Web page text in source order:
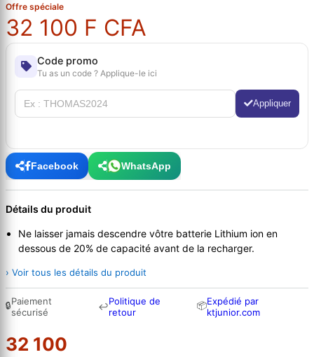
Offre spéciale
32 100 F CFA
Code promo
Tu as un code ? Applique-le ici
Appliquer
Facebook WhatsApp
Détails du produit
Ne laisser jamais descendre vôtre batterie Lithium ion en
dessous de 20% de capacité avant de la recharger.
› Voir tous les détails du produit
🔒Paiement
sécurisé
↩Politique de
retour
📦Expédié par
ktjunior.com
32 100